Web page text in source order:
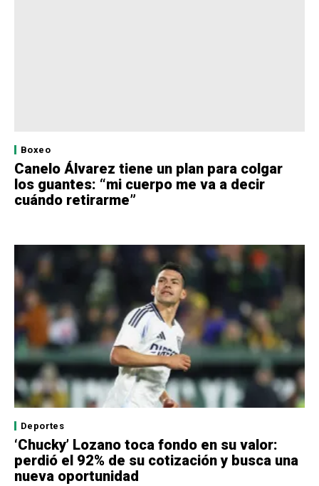
Boxeo
Canelo Álvarez tiene un plan para colgar
los guantes: “mi cuerpo me va a decir
cuándo retirarme”
Deportes
‘Chucky’ Lozano toca fondo en su valor:
perdió el 92% de su cotización y busca una
nueva oportunidad